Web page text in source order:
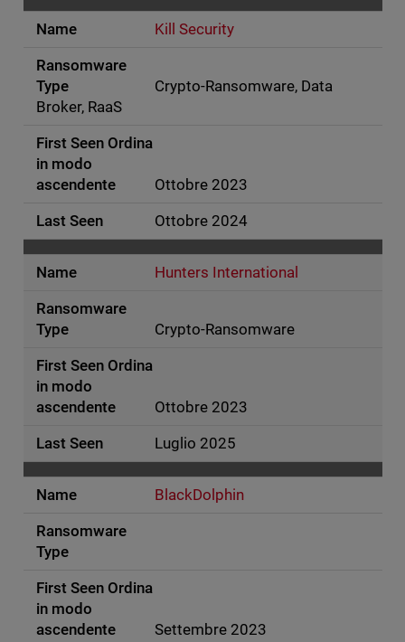
Kill Security
Crypto-Ransomware, Data
Broker, RaaS
Ottobre 2023
Ottobre 2024
Hunters International
Crypto-Ransomware
Ottobre 2023
Luglio 2025
BlackDolphin
Settembre 2023